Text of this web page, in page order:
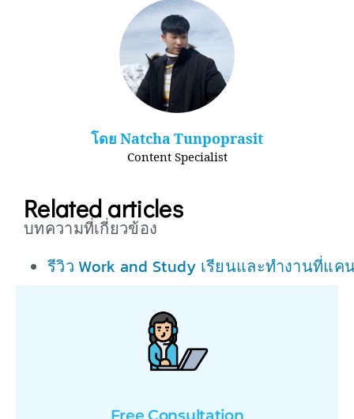
โดย Natcha Tunpoprasit
Content​ Specialist​
Related articles
บทความที่เกี่ยวข้อง
รีวิว Work and Study เรียนและทำงานที่แ